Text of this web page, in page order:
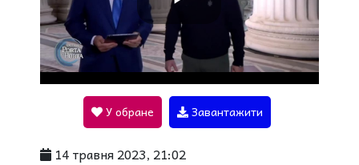
P
l
a
У обране Завантажити
14 травня 2023, 21:02